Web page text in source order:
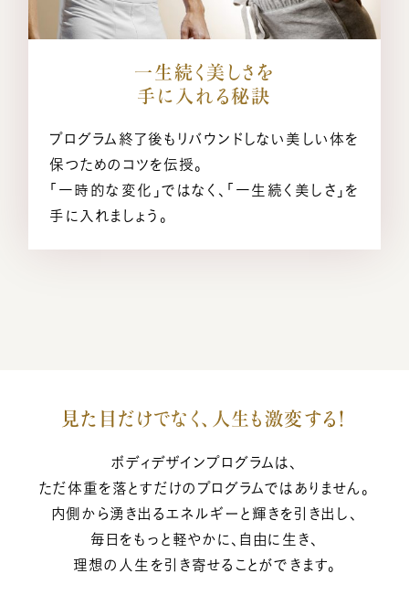
一生続く美しさを
手に入れる秘訣
プログラム終了後もリバウンドしない美しい体を
保つためのコツを伝授。
「一時的な変化」ではなく、「一生続く美しさ」を
手に入れましょう。
見た目だけでなく、人生も激変する！
ボディデザインプログラムは、
ただ体重を落とすだけのプログラムではありません。
内側から湧き出るエネルギーと輝きを引き出し、
毎日をもっと軽やかに、自由に生き、
理想の人生を引き寄せることができます。